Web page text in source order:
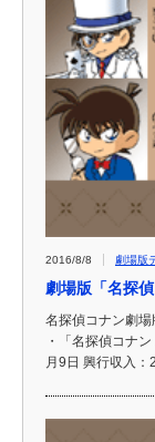
2016/8/8 劇場版
劇場版「名探
名探偵コナン劇
・「名探偵コナ
月9日 興行収入